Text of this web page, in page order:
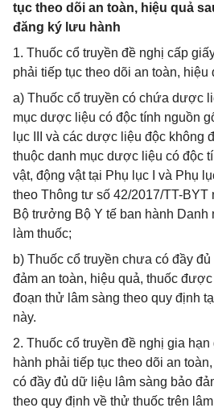
tục theo dõi an toàn, hiệu quả
đăng ký lưu hành
1. Thuốc cổ truyền đề nghị cấp
phải tiếp tục theo dõi an toàn, hiệu
a) Thuốc cổ truyền có chứa dược
mục dược liệu có độc tính nguồn
lục III và các dược liệu độc không
thuộc danh mục dược liệu có độc
vật, động vật tại Phụ lục I và Phụ
theo Thông tư số 42/2017/TT-BYT
Bộ trưởng Bộ Y tế ban hành
làm thuốc;
b) Thuốc cổ truyền chưa có đầy
đảm an toàn, hiệu quả, thuốc
đoạn thử lâm sàng theo quy định
này.
2. Thuốc cổ truyền đề nghị gia
hành phải tiếp tục theo dõi an
có đầy đủ dữ liệu lâm sàng bảo
theo quy định về thử thuốc trên